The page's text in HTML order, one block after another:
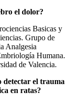
el dolor?
Basicas y
Grupo de
Analgesia
Humana.
de Valencia.
detectar el trauma
en ratas?